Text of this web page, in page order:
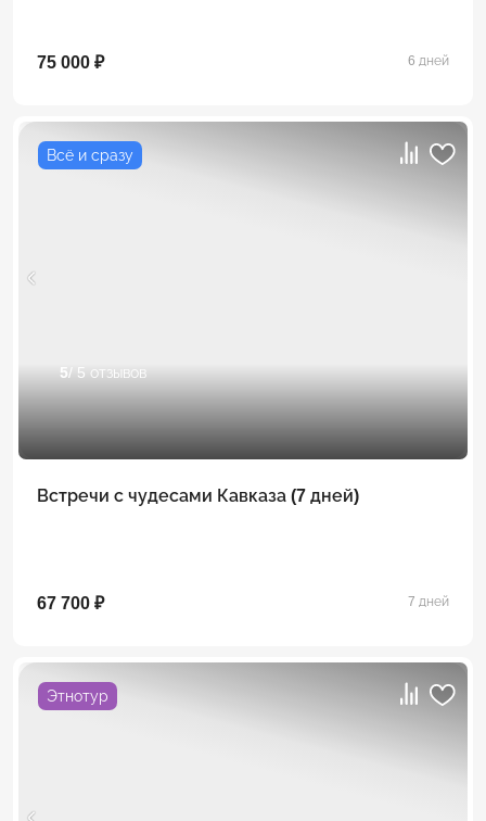
75 000 ₽ 6 дней
Всё и сразу
5/ 5 отзывов
Встречи с чудесами Кавказа (7 дней)
67 700 ₽ 7 дней
Этнотур